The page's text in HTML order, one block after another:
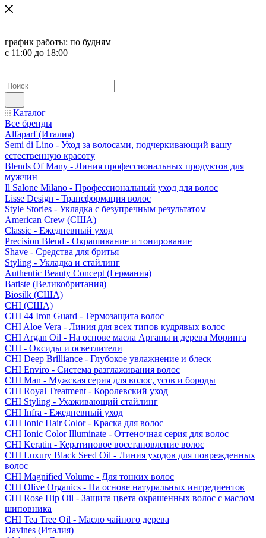
график работы: по будням
с 11:00 до 18:00
Каталог
Все бренды
Alfaparf (Италия)
Semi di Lino - Уход за волосами, подчеркивающий вашу
естественную красоту
Blends Of Many - Линия профессиональных продуктов для
мужчин
Il Salone Milano - Профессиональный уход для волос
Lisse Design - Трансформация волос
Style Stories - Укладка с безупречным результатом
American Crew (США)
Classic - Ежедневный уход
Precision Blend - Окрашивание и тонирование
Shave - Средства для бритья
Styling - Укладка и стайлинг
Authentic Beauty Concept (Германия)
Batiste (Великобритания)
Biosilk (США)
CHI (США)
CHI 44 Iron Guard - Термозащита волос
CHI Aloe Vera - Линия для всех типов кудрявых волос
CHI Argan Oil - На основе масла Арганы и дерева Моринга
CHI - Оксиды и осветлители
CHI Deep Brilliance - Глубокое увлажнение и блеск
CHI Enviro - Система разглаживания волос
CHI Man - Мужская серия для волос, усов и бороды
CHI Royal Treatment - Королевский уход
CHI Styling - Ухаживающий стайлинг
CHI Infra - Ежедневный уход
CHI Ionic Hair Color - Краска для волос
CHI Ionic Color Illuminate - Оттеночная серия для волос
CHI Keratin - Кератиновое восстановление волос
CHI Luxury Black Seed Oil - Линия уходов для поврежденных
волос
CHI Magnified Volume - Для тонких волос
CHI Olive Organics - На основе натуральных ингредиентов
CHI Rose Hip Oil - Защита цвета окрашенных волос с маслом
шиповника
CHI Tea Tree Oil - Масло чайного дерева
Davines (Италия)